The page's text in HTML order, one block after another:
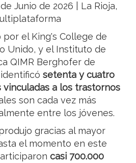
Junio de 2026 | La Rioja,
el King's College de
Unido, y el Instituto de
QIMR Berghofer de
setenta y cuatro
a los trastornos
son cada vez más
entre los jóvenes.
gracias al mayor
el momento en este
casi 700.000